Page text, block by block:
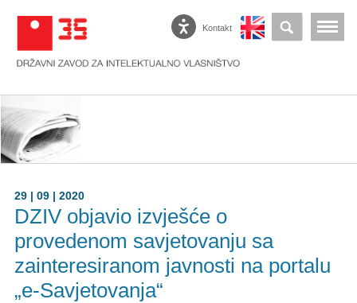
Kontakt
29 | 09 | 2020
DZIV objavio izvješće o
provedenom savjetovanju sa
zainteresiranom javnosti na portalu
„e-Savjetovanja“